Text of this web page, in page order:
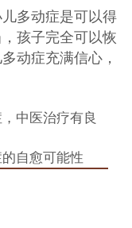
多动症是可以得
孩子完全可以恢
动症充满信心，
中医治疗有良
自愈可能性